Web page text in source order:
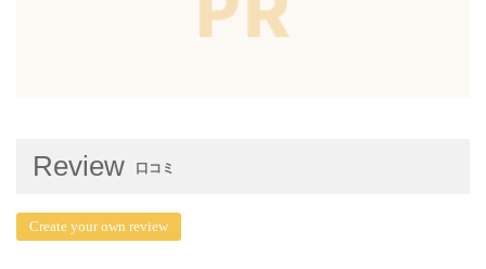
Review 口コミ
Create your own review